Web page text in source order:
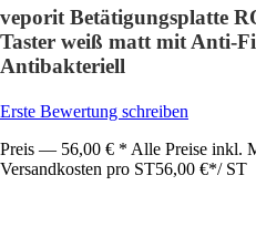
veporit Betätigungsplatte
Taster weiß matt mit Anti-
Antibakteriell
Erste Bewertung schreiben
Preis — 56,00 € * Alle Preise inkl.
Versandkosten pro ST56,00 €*/ ST